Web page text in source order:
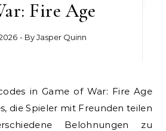
Fire Age
- ByJasper Quinn
die Spieler mit Freunden teilen
Belohnungen zu